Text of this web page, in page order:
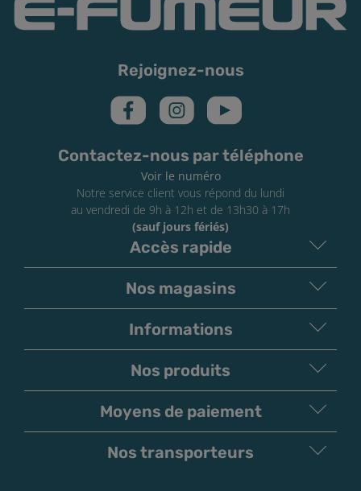
clearomiseur et n'oubliez pas d'amorcer une
résistance neuve avant sa première utilisation.
Rejoignez-nous
Contactez-nous par téléphone
Voir le numéro
Notre service client vous répond du lundi
au vendredi de 9h à 12h et de 13h30 à 17h
(sauf jours fériés)
Accès rapide
Nos magasins
Informations
Nos produits
Moyens de paiement
Nos transporteurs